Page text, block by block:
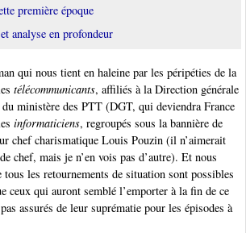
première époque
analyse en profondeur
qui nous tient en haleine par les péripéties de la
télécommunicants, affiliés à la Direction générale
ministère des PTT (DGT, qui deviendra France
informaticiens, regroupés sous la bannière de
chef charismatique Louis Pouzin (il n’aimerait
chef, mais je n’en vois pas d’autre). Et nous
tous les retournements de situation sont possibles
ceux qui auront semblé l’emporter à la fin de ce
assurés de leur suprématie pour les épisodes à